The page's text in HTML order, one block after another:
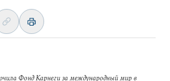
Фонд Карнеги за международный мир в